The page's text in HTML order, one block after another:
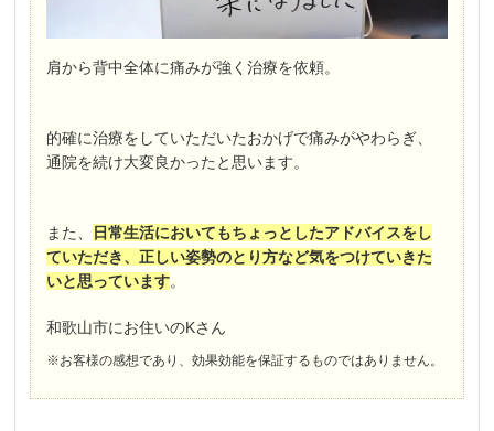
肩から背中全体に痛みが強く治療を依頼。
的確に治療をしていただいたおかげで痛みがやわらぎ、
通院を続け大変良かったと思います。
また、
日常生活においてもちょっとしたアドバイスをし
ていただき、正しい姿勢のとり方など気をつけていきた
いと思っています。
和歌山市にお住いのKさん
※お客様の感想であり、効果効能を保証するものではありません。